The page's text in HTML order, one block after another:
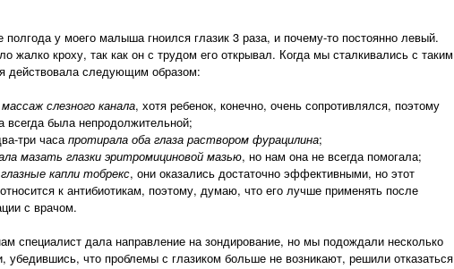
полгода у моего малыша гноился глазик 3 раза, и почему-то постоянно левый.
жалко кроху, так как он с трудом его открывал. Когда мы сталкивались с таким
действовала следующим образом:
слезного канала, хотя ребенок, конечно, очень сопротивлялся, поэтому
всегда была непродолжительной;
три часапротирала оба глаза раствором фурацилина;
мазать глазки эритромициновой мазью, но нам она не всегда помогала;
капли тобрекс, они оказались достаточно эффективными, но этот
к антибиотикам, поэтому, думаю, что его лучше применять после
с врачом.
специалист дала направление на зондирование, но мы подождали несколько
убедившись, что проблемы с глазиком больше не возникают, решили отказаться